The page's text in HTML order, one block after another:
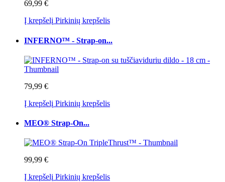
69,99 €
Į krepšelį Pirkinių krepšelis
INFERNO™ - Strap-on...
79,99 €
Į krepšelį Pirkinių krepšelis
MEO® Strap-On...
99,99 €
Į krepšelį Pirkinių krepšelis